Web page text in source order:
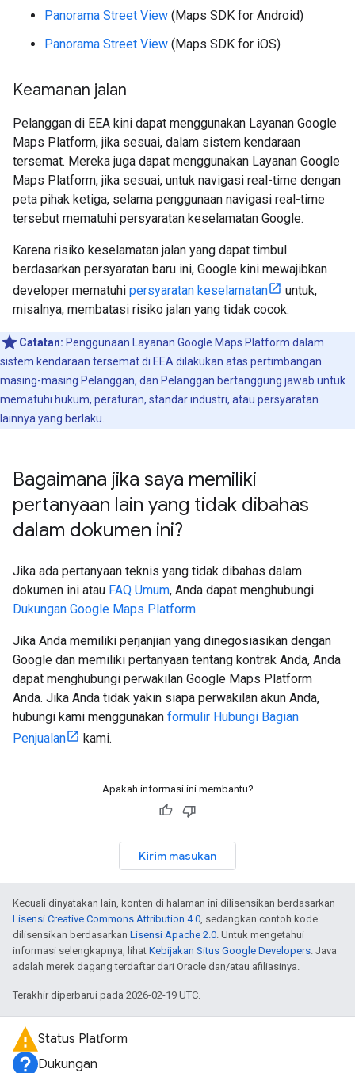
Panorama Street View (Maps SDK for Android)
Panorama Street View (Maps SDK for iOS)
Keamanan jalan
Pelanggan di EEA kini dapat menggunakan Layanan Google
Maps Platform, jika sesuai, dalam sistem kendaraan
tersemat. Mereka juga dapat menggunakan Layanan Google
Maps Platform, jika sesuai, untuk navigasi real-time dengan
peta pihak ketiga, selama penggunaan navigasi real-time
tersebut mematuhi persyaratan keselamatan Google.
Karena risiko keselamatan jalan yang dapat timbul
berdasarkan persyaratan baru ini, Google kini mewajibkan
developer mematuhi persyaratan keselamatan
untuk,
misalnya, membatasi risiko jalan yang tidak cocok.
Catatan: Penggunaan Layanan Google Maps Platform dalam
sistem kendaraan tersemat di EEA dilakukan atas pertimbangan
masing-masing Pelanggan, dan Pelanggan bertanggung jawab untuk
mematuhi hukum, peraturan, standar industri, atau persyaratan
lainnya yang berlaku.
Bagaimana jika saya memiliki
pertanyaan lain yang tidak dibahas
dalam dokumen ini?
Jika ada pertanyaan teknis yang tidak dibahas dalam
dokumen ini atau FAQ Umum, Anda dapat menghubungi
Dukungan Google Maps Platform.
Jika Anda memiliki perjanjian yang dinegosiasikan dengan
Google dan memiliki pertanyaan tentang kontrak Anda, Anda
dapat menghubungi perwakilan Google Maps Platform
Anda. Jika Anda tidak yakin siapa perwakilan akun Anda,
hubungi kami menggunakan formulir Hubungi Bagian
Penjualan
kami.
Apakah informasi ini membantu?
Kirim masukan
Kecuali dinyatakan lain, konten di halaman ini dilisensikan berdasarkan
Lisensi Creative Commons Attribution 4.0, sedangkan contoh kode
dilisensikan berdasarkan Lisensi Apache 2.0. Untuk mengetahui
informasi selengkapnya, lihat Kebijakan Situs Google Developers. Java
adalah merek dagang terdaftar dari Oracle dan/atau afiliasinya.
Terakhir diperbarui pada 2026-02-19 UTC.
Status Platform
Dukungan